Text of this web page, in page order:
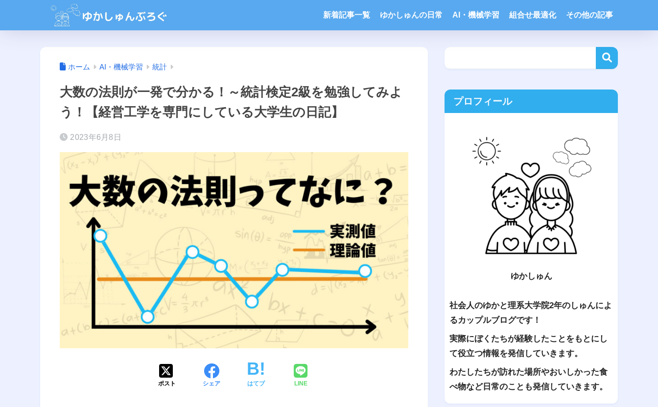
新着記事一覧 ゆかしゅんの日常 AI・機械学習 組合せ最適化 その他の記事
ホーム AI・機械学習 統計
大数の法則が一発で分かる！～統計検定2級を勉強してみよ
う！【経営工学を専門にしている大学生の日記】
2023年6月8日
ポスト シェア はてブ LINE
プロフィール
ゆかしゅん
社会人のゆかと理系大学院2年のしゅんによ
るカップルブログです！
実際にぼくたちが経験したことをもとにし
て役立つ情報を発信していきます。
わたしたちが訪れた場所やおいしかった食
べ物など日常のことも発信していきます。